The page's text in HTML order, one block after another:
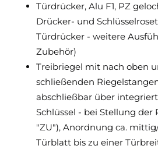
Türdrücker, Alu F1, PZ
Drücker- und
Türdrücker - weitere
Zubehör)
Treibriegel mit nach oben
schließenden
abschließbar über
Schlüssel - bei Stellung der
"ZU"), Anordnung ca.
Türblatt bis zu einer